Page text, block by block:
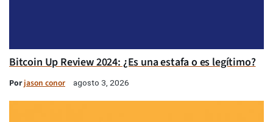
Bitcoin Up Review 2024: ¿Es una estafa o es legítimo?
Porjason conor agosto 3, 2026